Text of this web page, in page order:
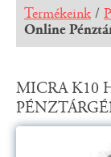
Termékeink /
Online
MICRA K10